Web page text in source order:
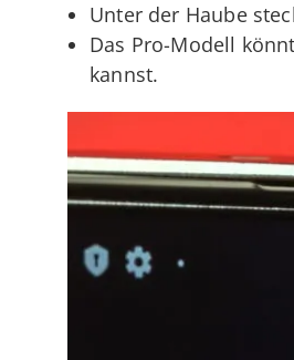
Unter der Haube
Das Pro-Modell
kannst.